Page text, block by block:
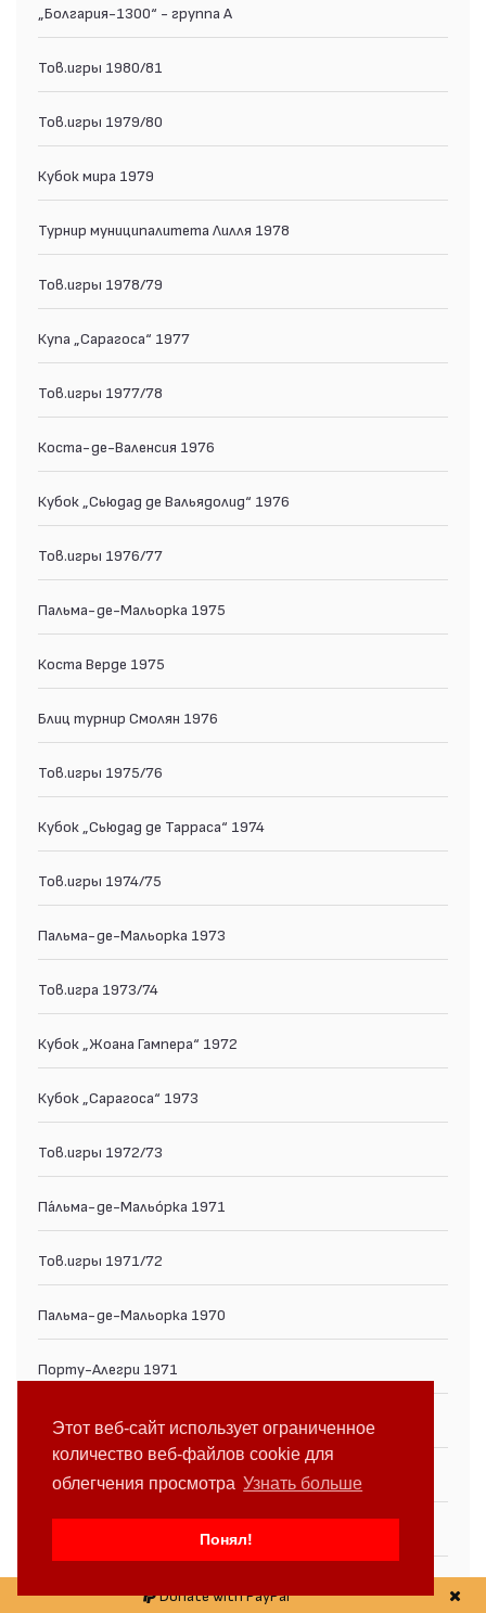
Этот веб-сайт использует ограниченное
количество веб-файлов cookie для
облегчения просмотра Узнать больше
Понял!
„Болгария-1300“ - группа А
Тов.игры 1980/81
Тов.игры 1979/80
Кубок мира 1979
Турнир муниципалитета Лилля 1978
Тов.игры 1978/79
Купа „Сарагоса“ 1977
Тов.игры 1977/78
Коста-де-Валенсия 1976
Кубок „Сьюдад де Вальядолид“ 1976
Тов.игры 1976/77
Пальма-де-Мальорка 1975
Коста Верде 1975
Блиц турнир Смолян 1976
Тов.игры 1975/76
Кубок „Сьюдад де Тарраса“ 1974
Тов.игры 1974/75
Пальма-де-Мальорка 1973
Тов.игра 1973/74
Кубок „Жоана Гампера“ 1972
Кубок „Сарагоса“ 1973
Тов.игры 1972/73
Па́льма-де-Мальо́рка 1971
Тов.игры 1971/72
Пальма-де-Мальорка 1970
Порту-Алегри 1971
Тов.игры 1970/71
Турнир в честь Дня Ботева 1971
Donate with PayPal